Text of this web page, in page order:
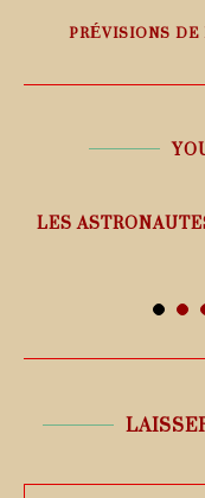
PRÉVISIONS
LES